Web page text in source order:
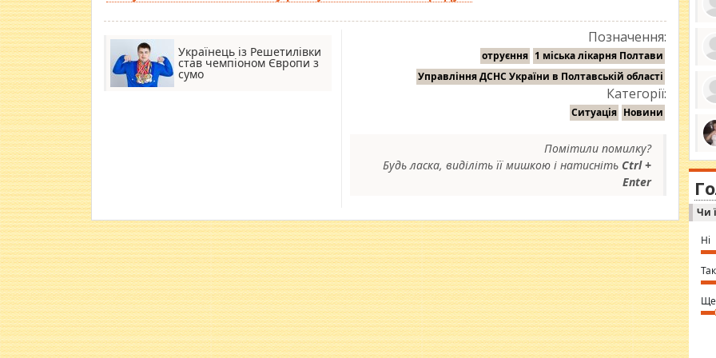
Українець із Решетилівки
став чемпіоном Європи з
сумо
Позначення:
отруєння 1 міська лікарня Полтави
Управління ДСНС України в Полтавській області
Категорії:
Ситуація Новини
Помітили помилку?
Будь ласка, виділіть її мишкою і натисніть Ctrl +
Enter
за
ми
in
⇒
Чи
Ні
Так
Ще